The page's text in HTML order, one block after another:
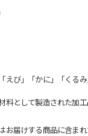
び」「かに」「くる
として製造された加
届けする商品に含まれ